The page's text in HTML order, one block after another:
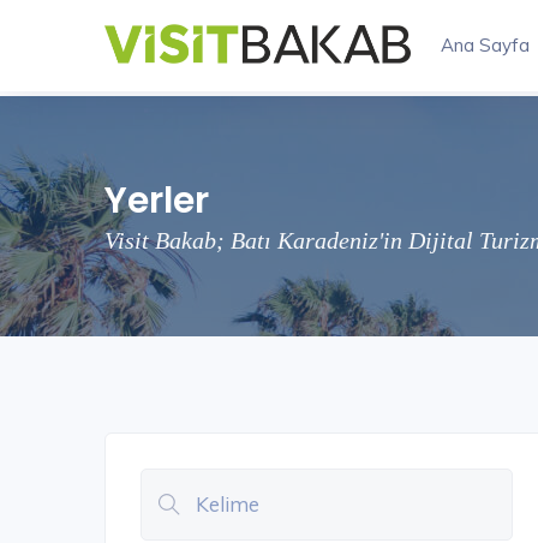
Ana Sayfa
Yerler
Visit Bakab; Batı Karadeniz'in Dijital